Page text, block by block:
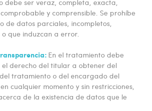
debe ser veraz, completa, exacta,
y comprensible. Se prohíbe
de datos parciales, incompletos,
que induzcan a error.
En el tratamiento debe
derecho del titular a obtener del
tratamiento o del encargado del
cualquier momento y sin restricciones,
de la existencia de datos que le